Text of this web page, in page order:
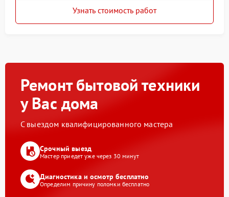
Узнать стоимость работ
Ремонт бытовой техники
у Вас дома
С выездом квалифицированного мастера
Срочный выезд
Мастер приедет уже через 30 минут
Диагностика и осмотр бесплатно
Определим причину поломки бесплатно